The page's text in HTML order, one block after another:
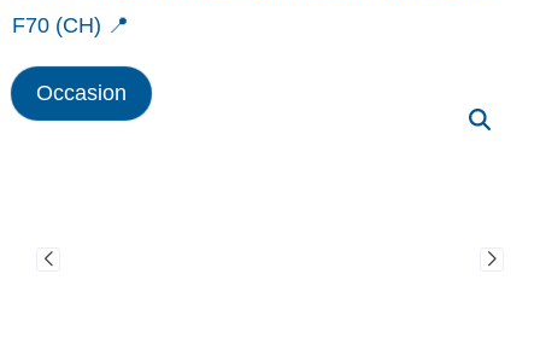
F70 (CH) 📍
Occasion